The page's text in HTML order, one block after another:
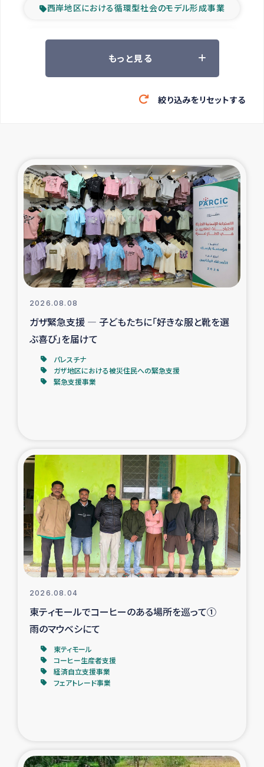
西岸地区における循環型社会のモデル形成事業
ツアー参加者の声
緊急救援の時代
東ティモール豪雨緊急支援
大雨による洪水被災者支援
カカオ生産者支援事業
シリア国内避難民・帰還民の生活再建支援
トルコにおけるシリア難民支援事業
インドネシア中部 スラウェシの地震・津波被災者支援
スリランカ ジャフナ県干物事業
スリランカの南北女性をつなぐサリー・リサイクル・プロ
ジェクト
復興支援事業
民際教育事業
ガザ人道支援
令和6年能登半島地震 緊急支援
国内避難民への物資配付および教育支援
もっと見る
絞り込みをリセットする
2026.08.08
ガザ緊急支援 ― 子どもたちに「好きな服と靴を選
ぶ喜び」を届けて
パレスチナ
ガザ地区における被災住民への緊急支援
緊急支援事業
2026.08.04
東ティモールでコーヒーのある場所を巡って①
雨のマウベシにて
東ティモール
コーヒー生産者支援
経済自立支援事業
フェアトレード事業